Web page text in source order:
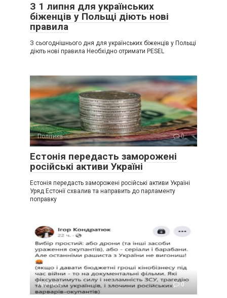
З 1 липня для українських
біженців у Польщі діють нові
правила
З сьогоднішнього дня для українських біженців у Польщі
діють нові правила Необхідно отримати PESEL
Політика 0
Естонія передасть заморожені
російські активи Україні
Естонія передасть заморожені російські активи Україні
Уряд Естонії схвалив та направить до парламенту
поправку
Політика 0